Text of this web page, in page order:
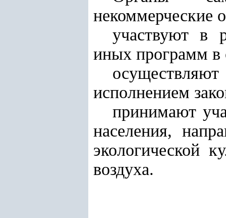
некоммерческие
участвуют в
иных программ в
исполнением
принимают
населения,
экологической
воздуха.